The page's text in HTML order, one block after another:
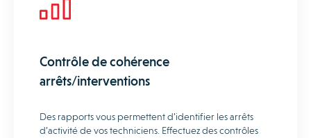
Contrôle de cohérence
arrêts/interventions
Des rapports vous permettent d’identifier les arrêts
d’activité de vos techniciens. Effectuez des contrôles